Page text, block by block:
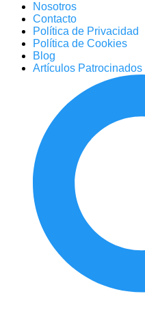
Nosotros
Contacto
Política de Privacidad
Política de Cookies
Blog
Artículos Patrocinados